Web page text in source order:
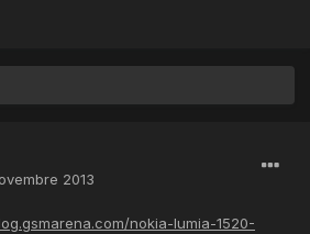
2013
nokia-lumia-1520-